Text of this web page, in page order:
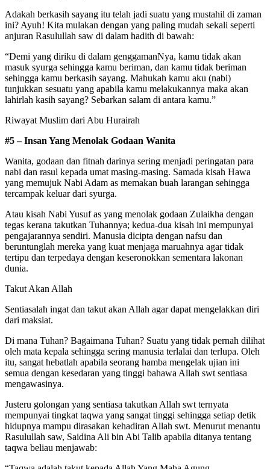
Adakah berkasih sayang itu telah jadi suatu yang mustahil di zaman
ini? Ayuh! Kita mulakan dengan yang paling mudah sekali seperti
anjuran Rasulullah saw di dalam hadith di bawah:
“Demi yang diriku di dalam genggamanNya, kamu tidak akan
masuk syurga sehingga kamu beriman, dan kamu tidak beriman
sehingga kamu berkasih sayang. Mahukah kamu aku (nabi)
tunjukkan sesuatu yang apabila kamu melakukannya maka akan
lahirlah kasih sayang? Sebarkan salam di antara kamu.”
Riwayat Muslim dari Abu Hurairah
#5 – Insan Yang Menolak Godaan Wanita
Wanita, godaan dan fitnah darinya sering menjadi peringatan para
nabi dan rasul kepada umat masing-masing. Samada kisah Hawa
yang memujuk Nabi Adam as memakan buah larangan sehingga
tercampak keluar dari syurga.
Atau kisah Nabi Yusuf as yang menolak godaan Zulaikha dengan
tegas kerana takutkan Tuhannya; kedua-dua kisah ini mempunyai
pengajarannya sendiri. Manusia dicipta dengan nafsu dan
beruntunglah mereka yang kuat menjaga maruahnya agar tidak
tertipu dan terpedaya dengan keseronokkan sementara lakonan
dunia.
Takut Akan Allah
Sentiasalah ingat dan takut akan Allah agar dapat mengelakkan diri
dari maksiat.
Di mana Tuhan? Bagaimana Tuhan? Suatu yang tidak pernah dilihat
oleh mata kepala sehingga sering manusia terlalai dan terlupa. Oleh
itu, sangat hebatlah apabila seorang hamba mengelak ujian ini
semua dengan kesedaran yang tinggi bahawa Allah swt sentiasa
mengawasinya.
Justeru golongan yang sentiasa takutkan Allah swt ternyata
mempunyai tingkat taqwa yang sangat tinggi sehingga setiap detik
hidupnya mampu dirasakan kehadiran Allah swt. Menurut menantu
Rasulullah saw, Saidina Ali bin Abi Talib apabila ditanya tentang
taqwa beliau menjawab: